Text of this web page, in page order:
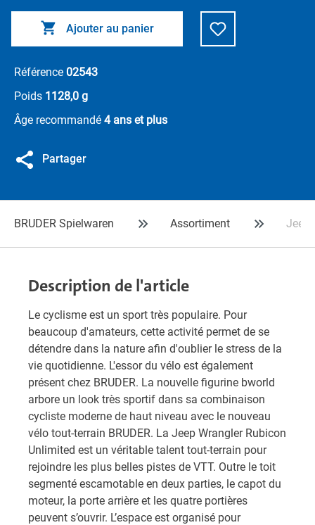
Ajouter au panier
Référence 02543
Poids 1128,0 g
Âge recommandé 4 ans et plus
Partager
BRUDER Spielwaren Assortiment Jeep
Description de l'article
Le cyclisme est un sport très populaire. Pour
beaucoup d'amateurs, cette activité permet de se
détendre dans la nature afin d'oublier le stress de la
vie quotidienne. L'essor du vélo est également
présent chez BRUDER. La nouvelle figurine bworld
arbore un look très sportif dans sa combinaison
cycliste moderne de haut niveau avec le nouveau
vélo tout-terrain BRUDER. La Jeep Wrangler Rubicon
Unlimited est un véritable talent tout-terrain pour
rejoindre les plus belles pistes de VTT. Outre le toit
segmenté escamotable en deux parties, le capot du
moteur, la porte arrière et les quatre portières
peuvent s’ouvrir. L’espace est organisé pour